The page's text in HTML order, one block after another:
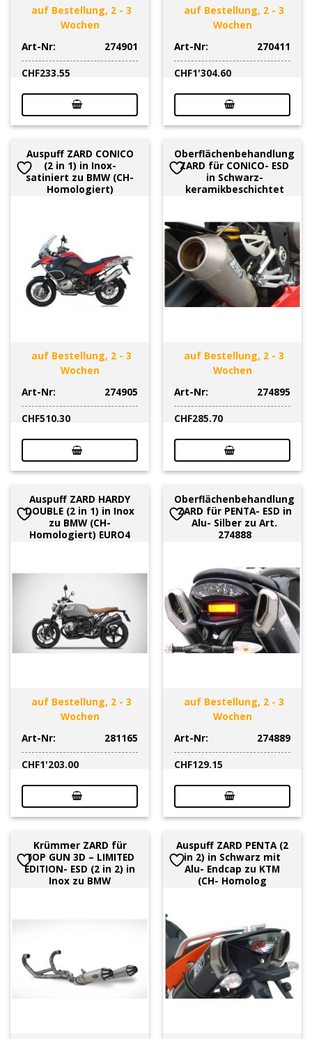
auf Bestellung, 2 - 3
Wochen
Art-Nr:
274901
CHF233.55
auf Bestellung, 2 - 3
Wochen
Art-Nr:
270411
CHF1'304.60
Auspuff ZARD CONICO
(2 in 1) in Inox-
satiniert zu BMW (CH-
Homologiert)
auf Bestellung, 2 - 3
Wochen
Art-Nr:
274905
CHF510.30
Oberflächenbehandlung
ZARD für CONICO- ESD
in Schwarz-
keramikbeschichtet
auf Bestellung, 2 - 3
Wochen
Art-Nr:
274895
CHF285.70
Auspuff ZARD HARDY
DOUBLE (2 in 1) in Inox
zu BMW (CH-
Homologiert) EURO4
auf Bestellung, 2 - 3
Wochen
Art-Nr:
281165
CHF1'203.00
Oberflächenbehandlung
ZARD für PENTA- ESD in
Alu- Silber zu Art.
274888
auf Bestellung, 2 - 3
Wochen
Art-Nr:
274889
CHF129.15
Krümmer ZARD für
TOP GUN 3D – LIMITED
EDITION- ESD (2 in 2) in
Inox zu BMW
Auspuff ZARD PENTA (2
in 2) in Schwarz mit
Alu- Endcap zu KTM
(CH- Homolog